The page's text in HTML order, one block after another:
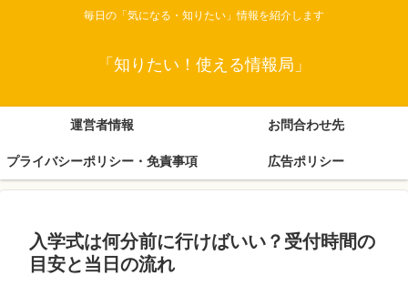
毎日の「気になる・知りたい」情報を紹介します
「知りたい！使える情報局」
運営者情報 お問合わせ先
プライバシーポリシー・免責事項 広告ポリシー
入学式は何分前に行けばいい？受付時間の
目安と当日の流れ